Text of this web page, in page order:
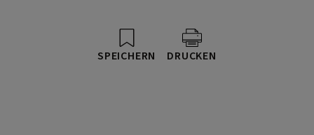
SPEICHERN DRUCKEN